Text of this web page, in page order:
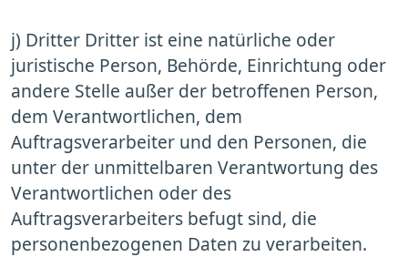
j) Dritter Dritter ist eine natürliche oder
juristische Person, Behörde, Einrichtung oder
andere Stelle außer der betroffenen Person,
dem Verantwortlichen, dem
Auftragsverarbeiter und den Personen, die
unter der unmittelbaren Verantwortung des
Verantwortlichen oder des
Auftragsverarbeiters befugt sind, die
personenbezogenen Daten zu verarbeiten.